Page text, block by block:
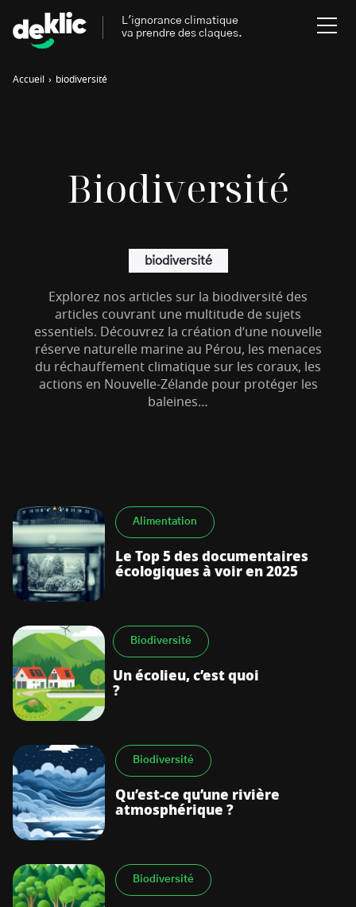
Accueil › biodiversité
Biodiversité
biodiversité
Explorez nos articles sur la biodiversité des
articles couvrant une multitude de sujets
essentiels. Découvrez la création d’une nouvelle
réserve naturelle marine au Pérou, les menaces
du réchauffement climatique sur les coraux, les
actions en Nouvelle-Zélande pour protéger les
baleines…
Alimentation
Le Top 5 des documentaires
écologiques à voir en 2025
Biodiversité
Un écolieu, c’est quoi
?
Biodiversité
Qu’est-ce qu’une rivière
atmosphérique ?
Biodiversité
L'ignorance climatique
va prendre des claques.
Aides, bons plans & cie
Gestes écologiques
Inspiré.es inspirant.es
:
interview Volte-face influenceur.se